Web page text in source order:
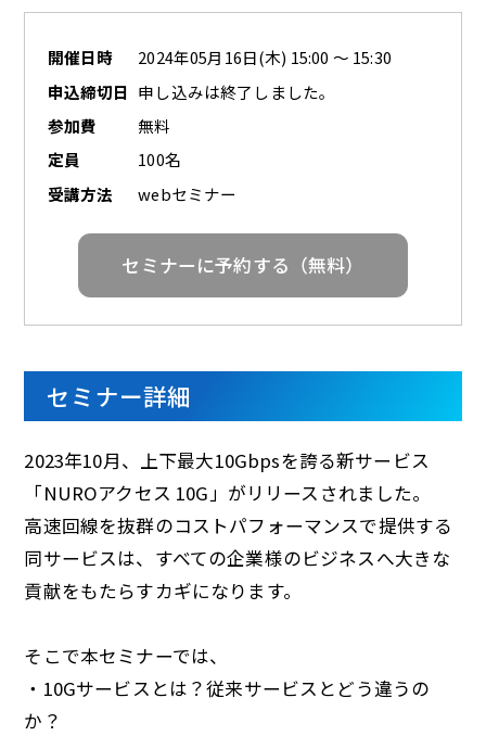
V
d
o
開催日時
2024年05月16日(木) 15:00 ～ 15:30
申込締切日 申し込みは終了しました。
参加費
無料
定員
100名
受講方法
webセミナー
セミナーに予約する（無料）
セミナー詳細
2023年10月、上下最大10Gbpsを誇る新サービス
「NUROアクセス 10G」がリリースされました。
高速回線を抜群のコストパフォーマンスで提供する
同サービスは、すべての企業様のビジネスへ大きな
貢献をもたらすカギになります。
そこで本セミナーでは、
・10Gサービスとは？従来サービスとどう違うの
か？